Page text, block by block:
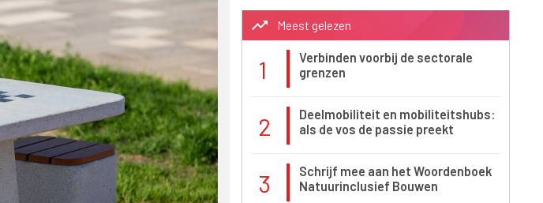
trending_up Meest gelezen
1
Verbinden voorbij de sectorale
grenzen
2
Deelmobiliteit en mobiliteitshubs:
als de vos de passie preekt
3
Schrijf mee aan het Woordenboek
Natuurinclusief Bouwen